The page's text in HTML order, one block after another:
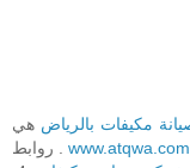
مكيفات بالرياض هي
www.atqwa.com . روابط